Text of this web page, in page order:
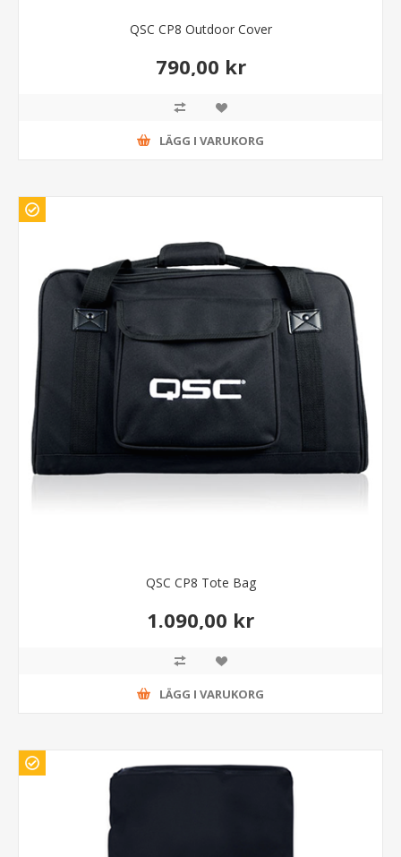
QSC CP8 Outdoor Cover
790,00 kr
LÄGG I VARUKORG
QSC CP8 Tote Bag
1.090,00 kr
LÄGG I VARUKORG